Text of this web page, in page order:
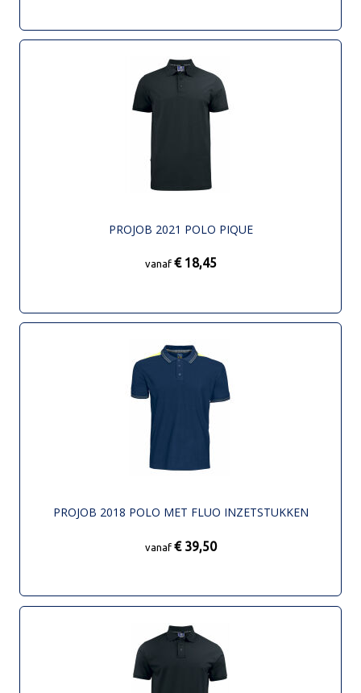
PROJOB 2021 POLO PIQUE
vanaf € 18,45
PROJOB 2018 POLO MET FLUO INZETSTUKKEN
vanaf € 39,50